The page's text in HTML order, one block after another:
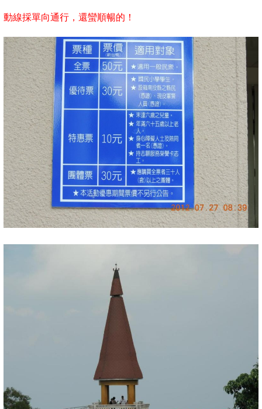
動線採單向通行，還蠻順暢的！